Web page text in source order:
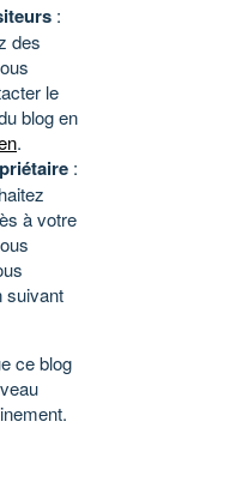
:
des
le
blog en
.
:
à votre
suivant
ce blog